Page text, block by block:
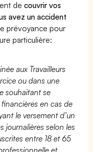
decouvrir vos
avez un accident
prévoyance pour
particulière:
aux Travailleurs
ou dans une
souhaitant se
en cas de
le versement d’un
journalières selon les
entre 18 et 65
et